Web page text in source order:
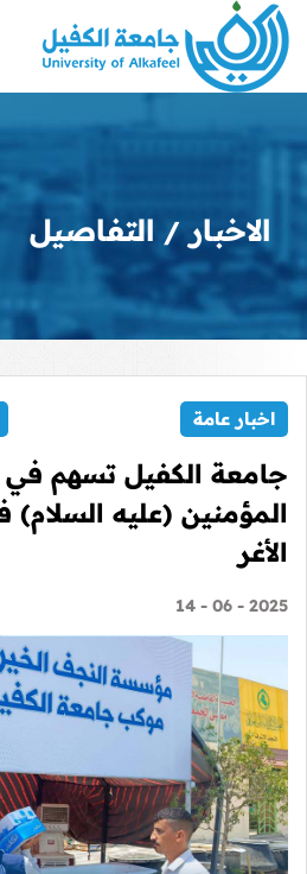
الاخبار التفاصيل
اخبار عامة
جامعة الكفيل تسهم في
المؤمنين (عليه السلام)
الأغر
2025 - 06 - 14